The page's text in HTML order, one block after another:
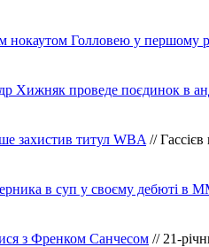
нокаутом Голловею у першому
Хижняк проведе поєдинок в
захистив титул WBA // Гассієв
в суп у своєму дебюті в
з Френком Санчесом // 21-